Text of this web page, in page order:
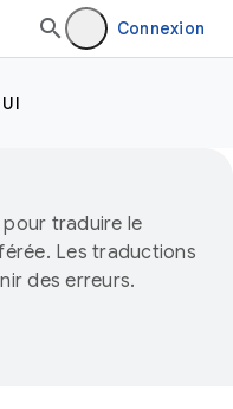
Connexion
UI
traduire le
Les traductions
des erreurs.